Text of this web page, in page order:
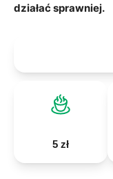
działać sprawniej.
5 zł